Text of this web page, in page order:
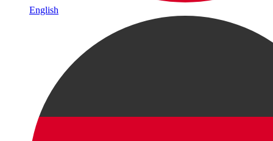
English